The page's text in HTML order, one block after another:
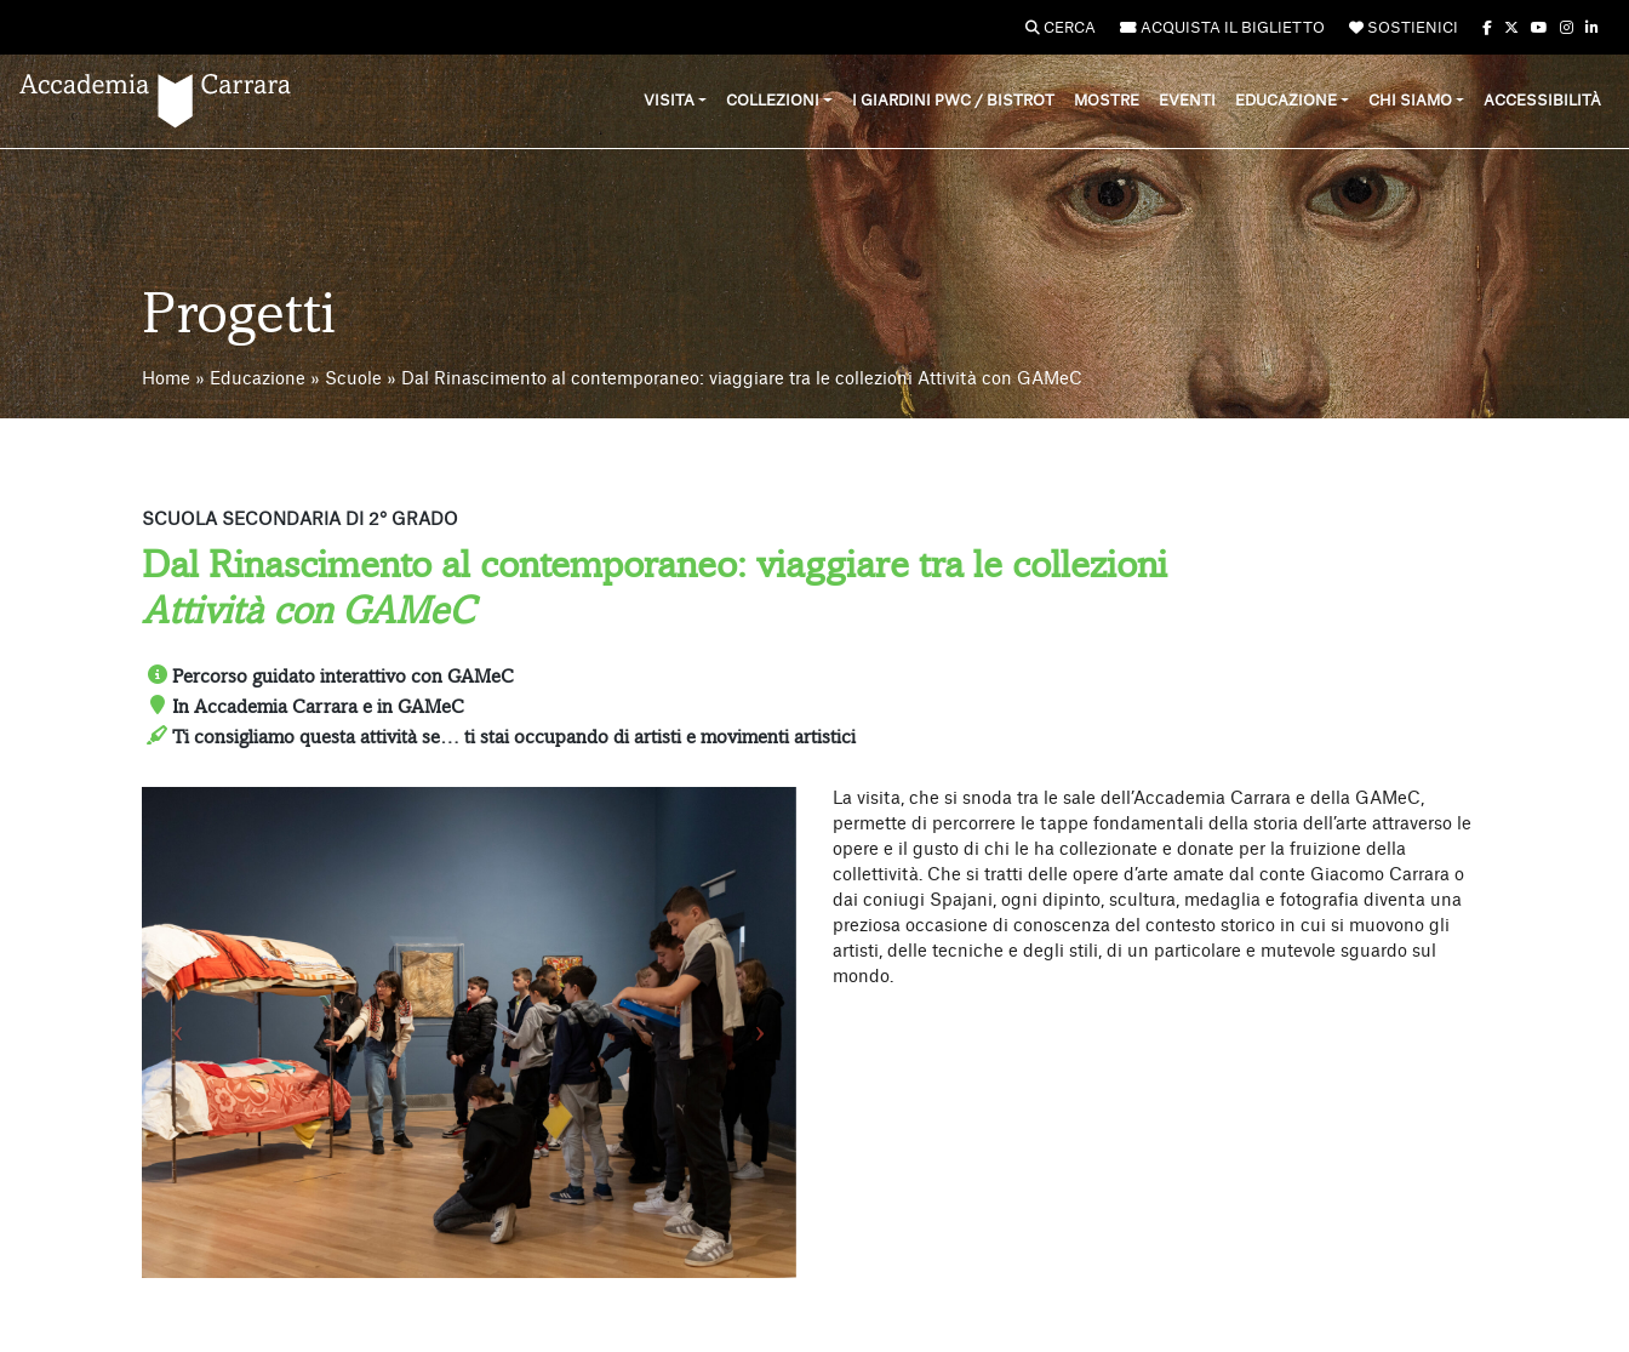
contenuto
CERCA ACQUISTA IL BIGLIETTO SOSTIENICI
VISITA COLLEZIONI I GIARDINI PWC / BISTROT MOSTRE EVENTI EDUCAZIONE CHI SIAMO ACCESSIBILITÀ
Progetti
Home »Educazione »Scuole»Dal Rinascimento al contemporaneo: viaggiare tra le collezioni Attività con GAMeC
SCUOLA SECONDARIA DI 2° GRADO
Dal Rinascimento al contemporaneo: viaggiare tra le collezioni
Attività con GAMeC
Percorso guidato interattivo con GAMeC
In Accademia Carrara e in GAMeC
Ti consigliamo questa attività se… ti stai occupando di artisti e movimenti artistici
La visita, che si snoda tra le sale dell’Accademia Carrara e della GAMeC,
permette di percorrere le tappe fondamentali della storia dell’arte attraverso le
opere e il gusto di chi le ha collezionate e donate per la fruizione della
collettività. Che si tratti delle opere d’arte amate dal conte Giacomo Carrara o
dai coniugi Spajani, ogni dipinto, scultura, medaglia e fotografia diventa una
preziosa occasione di conoscenza del contesto storico in cui si muovono gli
artisti, delle tecniche e degli stili, di un particolare e mutevole sguardo sul
mondo.